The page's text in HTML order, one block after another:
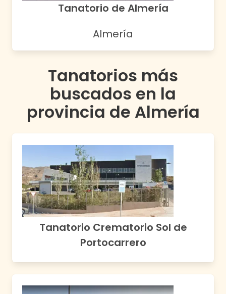
Tanatorio de Almería
Almería
Tanatorios más
buscados en la
provincia de Almería
Tanatorio Crematorio Sol de
Portocarrero